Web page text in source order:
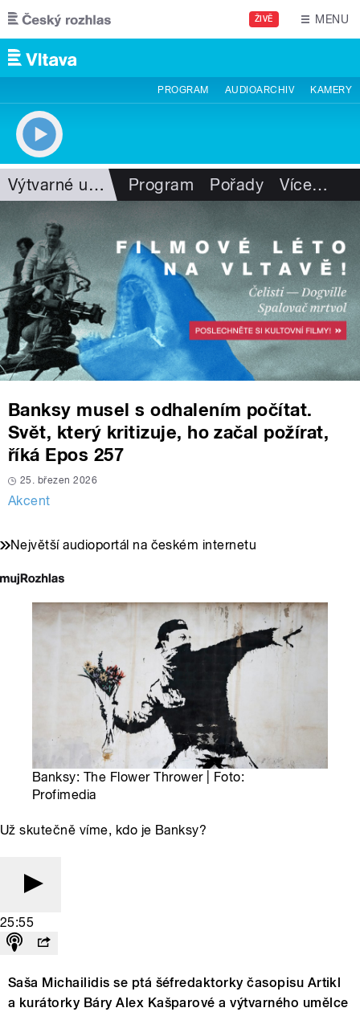
Přejít k hlavnímu obsahu
ŽIVĚ MENU
PROGRAM AUDIOARCHIV KAMERY
Výtvarné umění Program Pořady Více…
Banksy musel s odhalením počítat.
Svět, který kritizuje, ho začal požírat,
říká Epos 257
25. březen 2026
Akcent
Největší audioportál na českém internetu
Banksy: The Flower Thrower | Foto:
Profimedia
Už skutečně víme, kdo je Banksy?
25:55
Saša Michailidis se ptá šéfredaktorky časopisu Artikl
a kurátorky Báry Alex Kašparové a výtvarného umělce